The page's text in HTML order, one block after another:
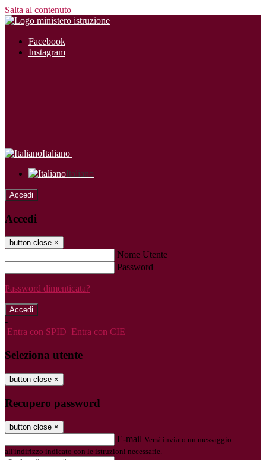
Salta al contenuto
Facebook
Instagram
Italiano
Italiano
Accedi
Accedi
button close ×
Nome Utente
Password
Password dimenticata?
-
Entra con SPID Entra con CIE
Seleziona utente
button close ×
Recupero password
button close ×
E-mail Verrà inviato un messaggio
all'indirizzo indicato con le istruzioni necessarie.